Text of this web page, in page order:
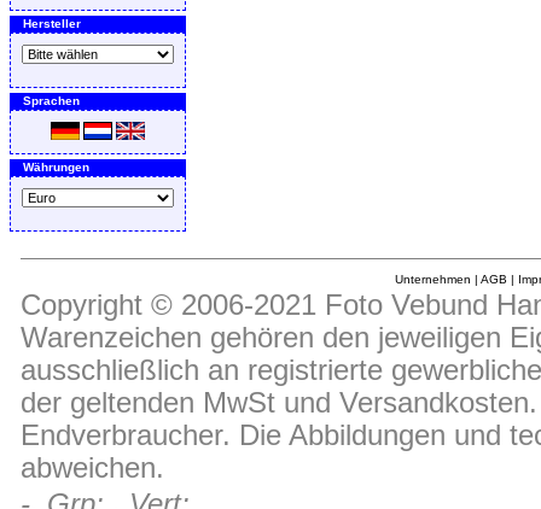
Hersteller
Sprachen
Währungen
Unternehmen | AGB |
Copyright © 2006-2021 Foto Vebund
Warenzeichen gehören den jeweiligen
ausschließlich an registrierte
der geltenden MwSt und
Endverbraucher. Die Abbildungen und
abweichen.